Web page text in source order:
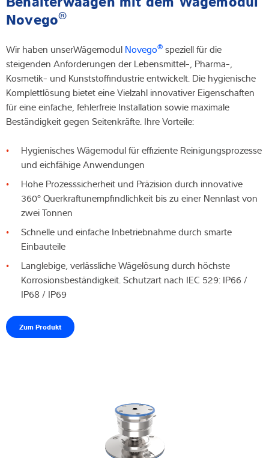
Novego®
Wir haben unserWägemodul Novego® speziell für die
steigenden Anforderungen der Lebensmittel-, Pharma-,
Kosmetik- und Kunststoffindustrie entwickelt. Die hygienische
Komplettlösung bietet eine Vielzahl innovativer Eigenschaften
für eine einfache, fehlerfreie Installation sowie maximale
Beständigkeit gegen Seitenkräfte. Ihre Vorteile:
Hygienisches Wägemodul für effiziente Reinigungsprozesse
und eichfähige Anwendungen
Hohe Prozesssicherheit und Präzision durch innovative
360° Querkraftunempfindlichkeit bis zu einer Nennlast von
zwei Tonnen
Schnelle und einfache Inbetriebnahme durch smarte
Einbauteile
Langlebige, verlässliche Wägelösung durch höchste
Korrosionsbeständigkeit. Schutzart nach IEC 529: IP66 /
IP68 / IP69
Zum Produkt